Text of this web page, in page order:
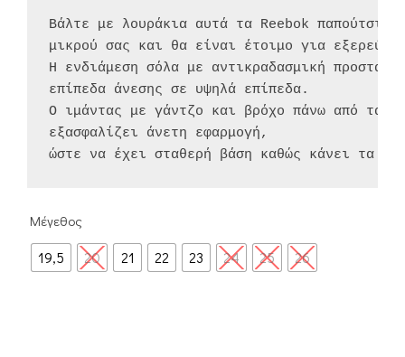
Βάλτε με λουράκια αυτά τα Reebok παπούτσια
μικρού σας και θα είναι έτοιμο για
Η ενδιάμεση σόλα με αντικραδασμική
επίπεδα άνεσης σε υψηλά επίπεδα.
Ο ιμάντας με γάντζο και βρόχο πάνω από τα
εξασφαλίζει άνετη εφαρμογή,
ώστε να έχει σταθερή βάση καθώς κάνει τα
Μέγεθος
19,5 20 21 22 23 24 25 26